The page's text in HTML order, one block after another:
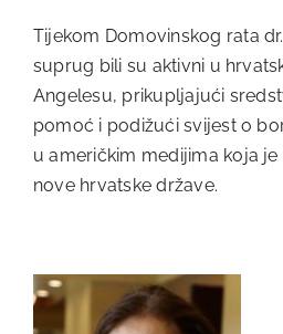
Tijekom Domovinskog rata
suprug bili su aktivni u
Angelesu, prikupljajući
pomoć i podižući svijest o
u američkim medijima koja
nove hrvatske države.